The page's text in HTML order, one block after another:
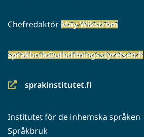
ChefredaktörMay Wikström
sprakbruk@utbildningsstyrelsen.fi
sprakinstitutet.fi
(siirryt
palveluun)
Institutet för de inhemska språken
Språkbruk